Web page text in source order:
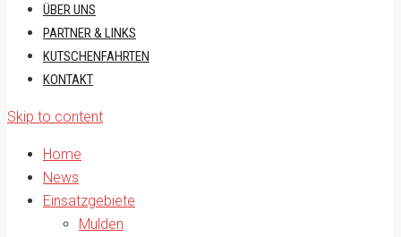
ÜBER UNS
PARTNER & LINKS
KUTSCHENFAHRTEN
KONTAKT
Skip to content
Home
News
Einsatzgebiete
Mulden